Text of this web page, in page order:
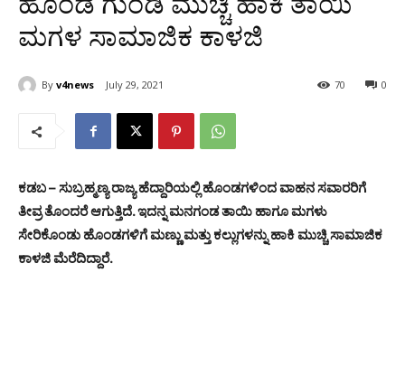
ಮಗಳ ಸಾಮಾಜಿಕ ಕಾಳಜಿ
By v4news July 29, 2021 0
70
ಕಡಬ – ಸುಬ್ರಹ್ಮಣ್ಯ ರಾಜ್ಯ ಹೆದ್ದಾರಿಯಲ್ಲಿ ಹೊಂಡಗಳಿಂದ ವಾಹನ ಸವಾರರಿಗೆ
ತೀವ್ರ ತೊಂದರೆ ಆಗುತ್ತಿದೆ. ಇದನ್ನ ಮನಗಂಡ ತಾಯಿ ಹಾಗೂ ಮಗಳು
ಸೇರಿಕೊಂಡು ಹೊಂಡಗಳಿಗೆ ಮಣ್ಣು ಮತ್ತು ಕಲ್ಲುಗಳನ್ನು ಹಾಕಿ ಮುಚ್ಚಿ ಸಾಮಾಜಿಕ
ಕಾಳಜಿ ಮೆರೆದಿದ್ದಾರೆ.